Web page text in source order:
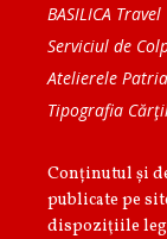
BASILICA Travel
Serviciul de
Atelierele
Tipografia
Conținutul și
publicate pe
dispoziţiile